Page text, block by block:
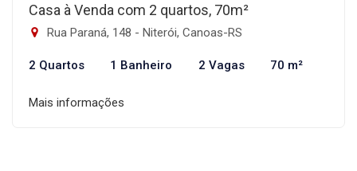
Casa à Venda com 2 quartos, 70m²
Rua Paraná, 148 - Niterói, Canoas-RS
2 Quartos 1 Banheiro 2 Vagas 70 m²
Mais informações